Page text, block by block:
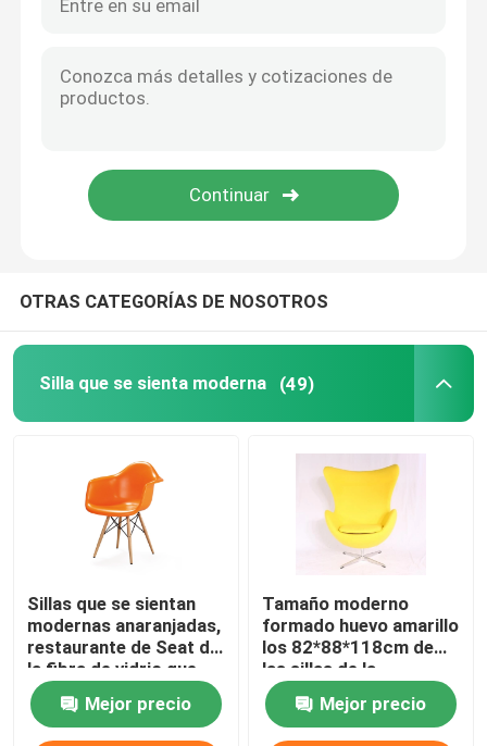
Chaise Lounge Chair interior
Mesas de centro de cristal contemporáneas
Sofá contemporáneo clásico
OTRAS CATEGORÍAS DE NOSOTROS
Silla que se sienta moderna (49)
Sillas que se sientan
modernas anaranjadas,
restaurante de Seat de
la fibra de vidrio que
cena la silla con la base
de madera de las
piernas
Mejor precio
Tamaño moderno
formado huevo amarillo
los 82*88*118cm de
las sillas de la
cachemira que se
sienta Mejor precio